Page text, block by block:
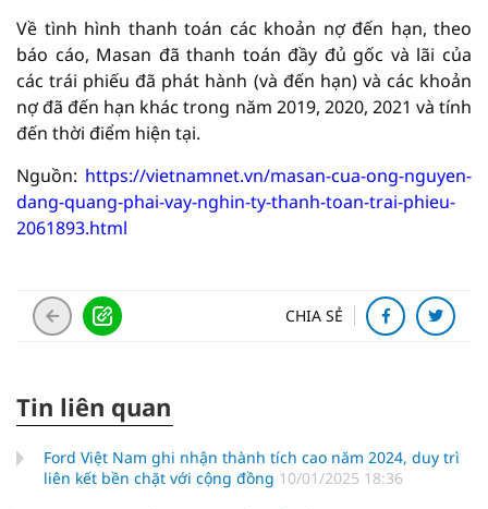
Về tình hình thanh toán các khoản nợ đến hạn, theo
báo cáo, Masan đã thanh toán đầy đủ gốc và lãi của
các trái phiếu đã phát hành (và đến hạn) và các khoản
nợ đã đến hạn khác trong năm 2019, 2020, 2021 và tính
đến thời điểm hiện tại.
Nguồn: https://vietnamnet.vn/masan-cua-ong-nguyen-
dang-quang-phai-vay-nghin-ty-thanh-toan-trai-phieu-
2061893.html
CHIA SẺ
Tin liên quan
Ford Việt Nam ghi nhận thành tích cao năm 2024, duy trì
liên kết bền chặt với cộng đồng 10/01/2025 18:36